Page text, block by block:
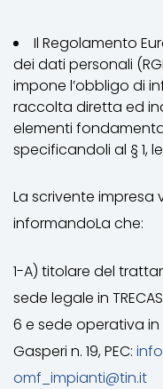
Il Regolamento
dei dati personali
impone l’obbligo di
raccolta diretta ed
elementi
specificandoli al § 1,
La scrivente
informandoLa che:
1-A) titolare del
sede legale in
6 e sede operativa in
Gasperi n. 19, PEC:
omf_impianti@tin.it